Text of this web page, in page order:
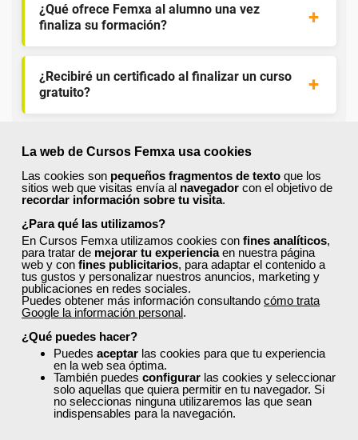
La web de Cursos Femxa usa cookies
Las cookies son pequeños fragmentos de texto que los
sitios web que visitas envía al navegador con el objetivo de
recordar información sobre tu visita.
¿Para qué las utilizamos?
En Cursos Femxa utilizamos cookies con fines analíticos,
para tratar de mejorar tu experienciaen nuestra página
web y con fines publicitarios, para adaptar el contenido a
tus gustos y personalizar nuestros anuncios, marketing y
publicaciones en redes sociales.
Puedes obtener más información consultando cómo trata
Google la información personal.
¿Qué puedes hacer?
Puedes aceptar las cookies para que tu experiencia
en la web sea óptima.
También puedes configurar las cookies y seleccionar
solo aquellas que quiera permitir en tu navegador. Si
no seleccionas ninguna utilizaremos las que sean
indispensables para la navegación.
¿Qué ofrece Femxa al alumno una vez
finaliza su formación?
¿Recibiré un certificado al finalizar un curso
gratuito?
¡Únete a la Comunidad Femxa!
Actualmente
disponibles.
Si todavía no tienes cuenta de usuario,regístrate, indicando
tu sector profesional y tus preferencias formativas. Si ya
estás registrado, inicia sesión a continuación y filtra tu
búsqueda para encontrar los cursos que se ajusten a tu
perfil.